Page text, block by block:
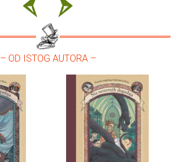
– OD ISTOG AUTORA –